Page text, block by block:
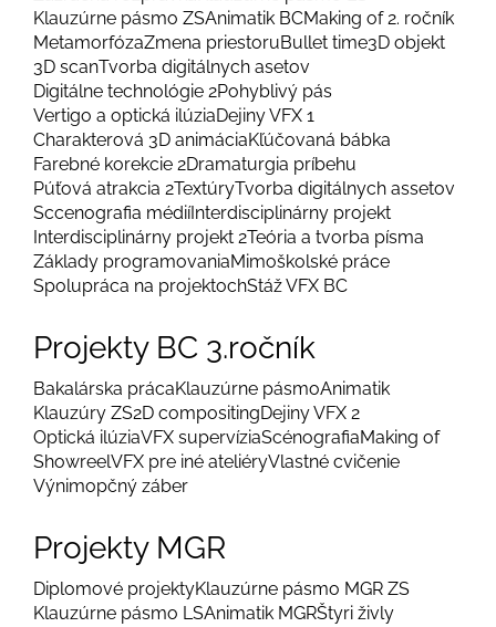
Klauzúrne pásmo ZSAnimatik BCMaking of 2. ročník
MetamorfózaZmena priestoruBullet time3D objekt
3D scanTvorba digitálnych asetov
Digitálne technológie 2Pohyblivý pás
Vertigo a optická ilúziaDejiny VFX 1
Charakterová 3D animáciaKľúčovaná bábka
Farebné korekcie 2Dramaturgia príbehu
Púťová atrakcia 2TextúryTvorba digitálnych assetov
Sccenografia médiíInterdisciplinárny projekt
Interdisciplinárny projekt 2Teória a tvorba písma
Základy programovaniaMimoškolské práce
Spolupráca na projektochStáž VFX BC
Projekty BC 3.ročník
Bakalárska prácaKlauzúrne pásmoAnimatik
Klauzúry ZS2D compositingDejiny VFX 2
Optická ilúziaVFX supervíziaScénografiaMaking of
ShowreelVFX pre iné ateliéryVlastné cvičenie
Výnimopčný záber
Projekty MGR
Diplomové projektyKlauzúrne pásmo MGR ZS
Klauzúrne pásmo LSAnimatik MGRŠtyri živly